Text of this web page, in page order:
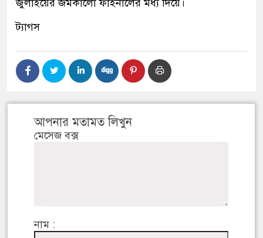
জুলাইয়ের জমকালো ফাইনালের মধ্য দিয়ে।
ট্যাগস
আপনার মতামত লিখুন
মেসেজ বক্স
নাম :